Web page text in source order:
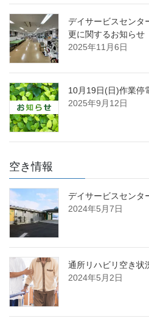
デイサービスセンタ
更に関するお知らせ
2025年11月6日
10月19日(日)作業停
2025年9月12日
空き情報
デイサービスセンタ
2024年5月7日
通所リハビリ空き状
2024年5月2日